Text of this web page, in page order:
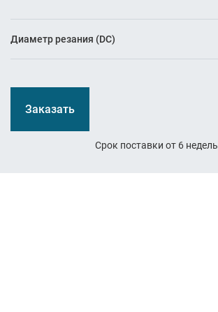
Диаметр резания (DC)
Заказать
Срок поставки от 6 недель